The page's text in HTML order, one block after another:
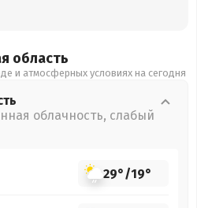
область
и атмосферных условиях на сегодня
облачность, слабый
29°/19°